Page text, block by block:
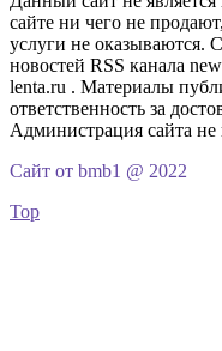
сайте ни чего не
услуги не оказываются.
новостей RSS канала
lenta.ru . Материалы
ответственность за
Администрация сайта не
Сайт от bmb1 @ 2022
Top